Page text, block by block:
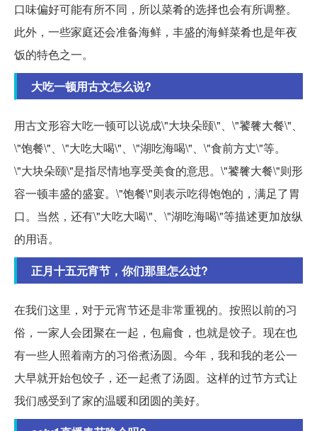
口味偏好可能有所不同，所以菜肴的选择也会有所调整。
此外，一些家庭还会准备海鲜，丰盛的海鲜菜肴也是年夜
饭的特色之一。
大吃一顿用古文怎么说?
用古文形容大吃一顿可以说成\"大块朵颐\"、\"饕餮大餐\"、
\"饱餐\"、\"大吃大喝\"、\"湖吃海喝\"、\"食前方丈\"等。
\"大块朵颐\"是指尽情地享受美食的意思。\"饕餮大餐\"则形
容一顿丰盛的盛宴。\"饱餐\"则表示吃得饱饱的，满足了胃
口。当然，还有\"大吃大喝\"、\"湖吃海喝\"等描述更加放纵
的用语。
正月十五元宵节，你们那里怎么过?
在我们这里，对于元宵节还是非常重视的。按照以前的习
俗，一家人会团聚在一起，包扁食，也就是饺子。现在也
有一些人照着南方的习俗煮汤圆。今年，我和我的老公一
大早就开始包饺子，还一起煮了汤圆。这样的过节方式让
我们感受到了家的温暖和团圆的美好。